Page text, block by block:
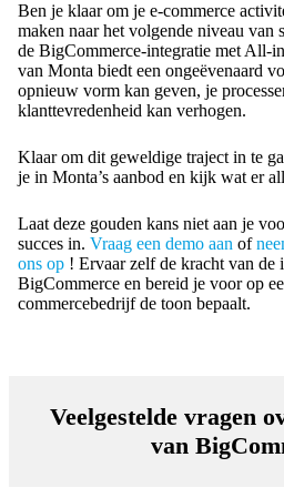
Ben je klaar om je e-commerce
maken naar het volgende niveau van
de BigCommerce-integratie met All-
van Monta biedt een ongeëvenaard
opnieuw vorm kan geven, je
klanttevredenheid kan verhogen.
Klaar om dit geweldige traject in te
je in Monta’s aanbod en kijk wat er
Laat deze gouden kans niet aan je
succes in. Vraag een demo aan of
ons op ! Ervaar zelf de kracht van de
BigCommerce en bereid je voor op
commercebedrijf de toon bepaalt.
Veelgestelde vragen
van